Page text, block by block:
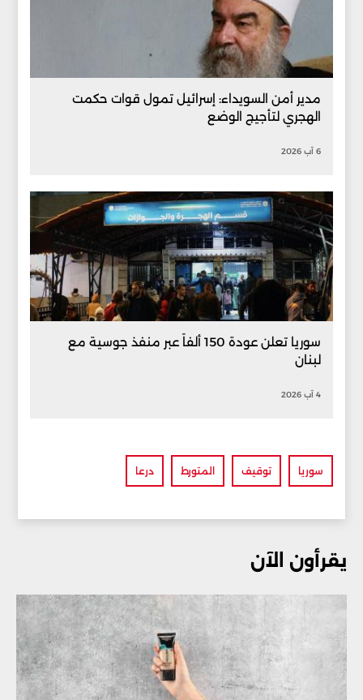
مدير أمن السويداء: إسرائيل تمول قوات حكمت
الهجري لتأجيج الوضع
6 آب 2026
سوريا تعلن عودة 150 ألفاً عبر منفذ جوسية مع
لبنان
4 آب 2026
سوريا توقيف المتورط درعا
يقرأون الآن